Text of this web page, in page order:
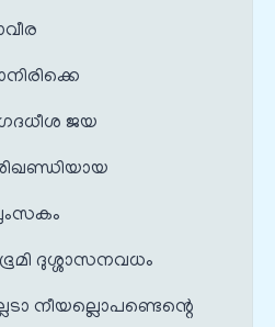
ജയ
ദുശ്ശാസനവധം
നീയല്ലൊപണ്ടെന്റെ